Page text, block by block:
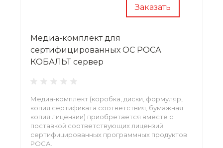
Заказать
Медиа-комплект для
сертифицированных ОС РОСА
КОБАЛЬТ сервер
Медиа-комплект (коробка, диски, формуляр,
копия сертификата соответствия, бумажная
копия лицензии) приобретается вместе с
поставкой соответствующих лицензий
сертифицированных программных продуктов
РОСА.